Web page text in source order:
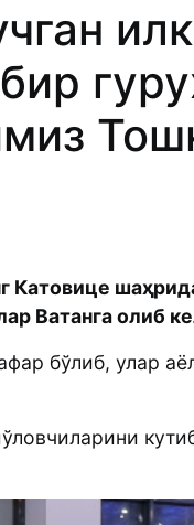
Катовице
Ватанга олиб
бўлиб, улар